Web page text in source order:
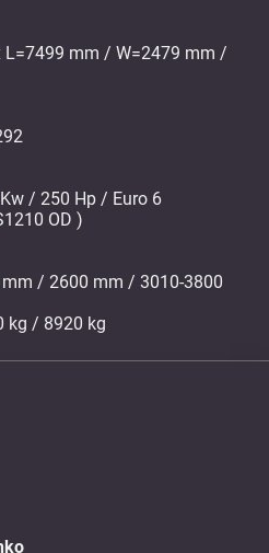
L=7499 mm / W=2479 mm /
/ 250 Hp / Euro 6
OD )
/ 2600 mm / 3010-3800
kg / 8920 kg